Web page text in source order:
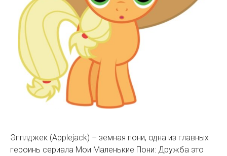
Эпплджек (Applejack) – земная пони, одна из главных
героинь сериала Мои Маленькие Пони: Дружба это